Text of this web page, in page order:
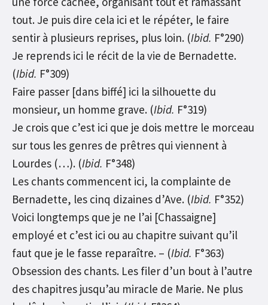
tout. Je puis dire cela ici et le répéter, le faire
sentir à plusieurs reprises, plus loin. (Ibid. F°290)
Je reprends ici le récit de la vie de Bernadette.
(Ibid. F°309)
Faire passer [dans biffé] ici la silhouette du
monsieur, un homme grave. (Ibid. F°319)
Je crois que c’est ici que je dois mettre le morceau
sur tous les genres de prêtres qui viennent à
Lourdes (…). (Ibid. F°348)
Les chants commencent ici, la complainte de
Bernadette, les cinq dizaines d’Ave. (Ibid. F°352)
Voici longtemps que je ne l’ai [Chassaigne]
employé et c’est ici ou au chapitre suivant qu’il
faut que je le fasse reparaître. – (Ibid. F°363)
Obsession des chants. Les filer d’un bout à l’autre
des chapitres jusqu’au miracle de Marie. Ne plus